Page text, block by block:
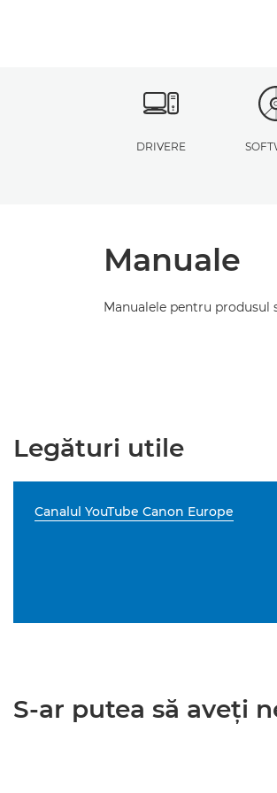
DRIVERE
Manuale
Manualele pentru produsul
Legături utile
Canalul YouTube Canon Europe
S-ar putea să aveţi